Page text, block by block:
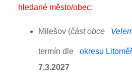
hledané město/obec:
Milešov (část obce
termín dle okresu
7.3.2027